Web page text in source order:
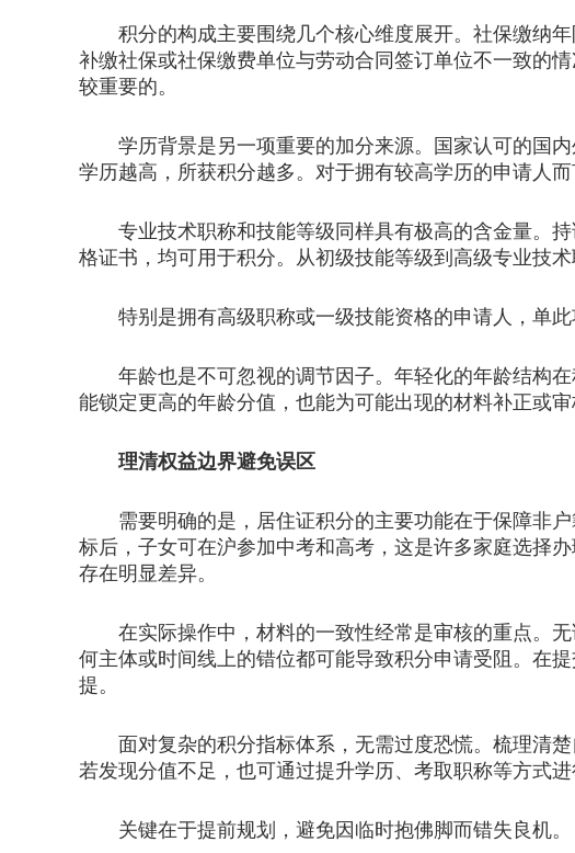
积分的构成主要围绕几个核心维度展开。社保缴纳年
补缴社保或社保缴费单位与劳动合同签订单位不一致的
较重要的。
学历背景是另一项重要的加分来源。国家认可的国内
学历越高，所获积分越多。对于拥有较高学历的申请人
专业技术职称和技能等级同样具有极高的含金量。持
格证书，均可用于积分。从初级技能等级到高级专业技术
特别是拥有高级职称或一级技能资格的申请人，单此
年龄也是不可忽视的调节因子。年轻化的年龄结构在
能锁定更高的年龄分值，也能为可能出现的材料补正或审
理清权益边界避免误区
需要明确的是，居住证积分的主要功能在于保障非户
标后，子女可在沪参加中考和高考，这是许多家庭选择
存在明显差异。
在实际操作中，材料的一致性经常是审核的重点。无
何主体或时间线上的错位都可能导致积分申请受阻。在
提。
面对复杂的积分指标体系，无需过度恐慌。梳理清楚
若发现分值不足，也可通过提升学历、考取职称等方式进
关键在于提前规划，避免因临时抱佛脚而错失良机。